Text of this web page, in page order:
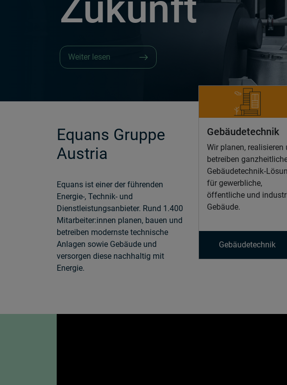
Weiter lesen
Equans Gruppe
Austria
Equans ist einer der führenden
Energie-, Technik- und
Dienstleistungsanbieter. Rund 1.400
Mitarbeiter:innen planen, bauen und
betreiben modernste technische
Anlagen sowie Gebäude und
versorgen diese nachhaltig mit
Energie.
Gebäudetechnik
Wir planen, realisieren
betreiben
für gewerbliche,
öffentliche und
Gebäude.
Gebäudetechnik